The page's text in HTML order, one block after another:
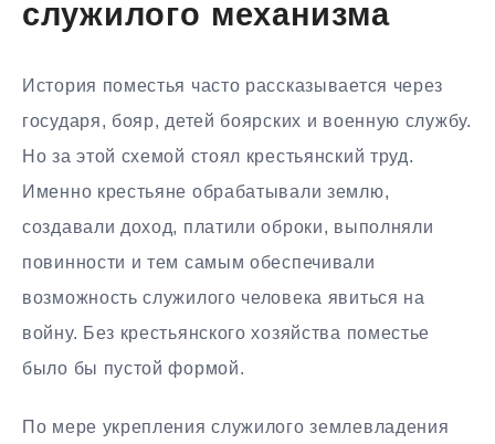
служилого механизма
История поместья часто рассказывается через
государя, бояр, детей боярских и военную службу.
Но за этой схемой стоял крестьянский труд.
Именно крестьяне обрабатывали землю,
создавали доход, платили оброки, выполняли
повинности и тем самым обеспечивали
возможность служилого человека явиться на
войну. Без крестьянского хозяйства поместье
было бы пустой формой.
По мере укрепления служилого землевладения